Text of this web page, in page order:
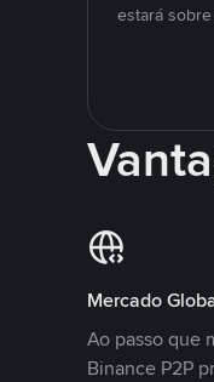
estará
Mercado
Ao passo que
Binance P2P